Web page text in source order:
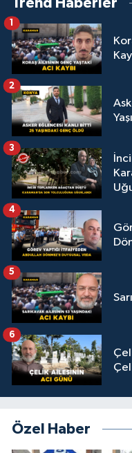
1
2
3
4
5
6
Özel Haber